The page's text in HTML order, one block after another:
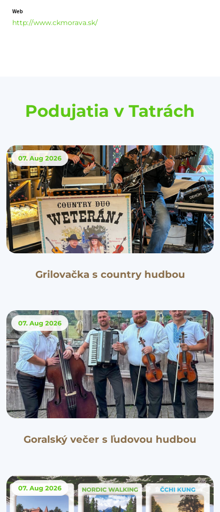
Web
http://www.ckmorava.sk/
Podujatia v Tatrách
07. Aug 2026
Grilovačka s country hudbou
07. Aug 2026
Goralský večer s ľudovou hudbou
07. Aug 2026